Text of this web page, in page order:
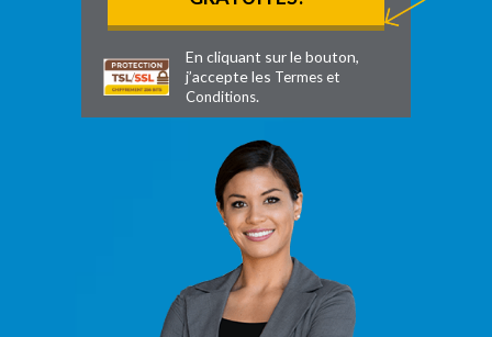
En cliquant sur le bouton,
j’accepte les Termes et
Conditions.